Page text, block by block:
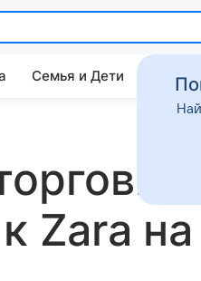
Семья и Дети Дом
Zara